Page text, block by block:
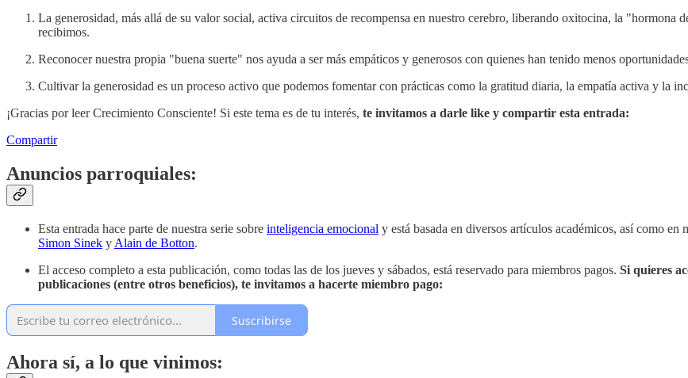
La generosidad, más allá de su valor social, activa circuitos de recompensa en nuestro cerebro, liberando oxitocina, la "hormona
recibimos.
Reconocer nuestra propia "buena suerte" nos ayuda a ser más empáticos y generosos con quienes han tenido menos
Cultivar la generosidad es un proceso activo que podemos fomentar con prácticas como la gratitud diaria, la empatía activa y la
¡Gracias por leer Crecimiento Consciente! Si este tema es de tu interés, te invitamos a darle like y compartir esta entrada:
Compartir
Anuncios parroquiales:
Esta entrada hace parte de nuestra serie sobre inteligencia emocional y está basada en diversos artículos académicos, así como
Simon Sinek y Alain de Botton.
El acceso completo a esta publicación, como todas las de los jueves y sábados, está reservado para miembros pagos. Si quieres
publicaciones (entre otros beneficios), te invitamos a hacerte miembro pago:
Suscribirse
Ahora sí, a lo que vinimos: